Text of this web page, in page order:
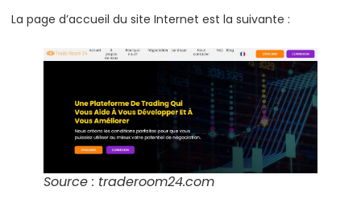
La page d’accueil du site Internet est la suivante :
Source : traderoom24.com